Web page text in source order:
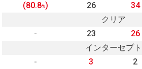
(80.8%) 26 34
クリア
-
23 26
インターセプト
-
3 2